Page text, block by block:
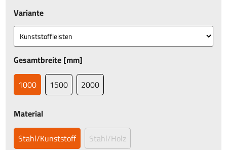
Variante
Gesamtbreite [mm]
1000 1500 2000
Material
Stahl/Kunststoff Stahl/Holz